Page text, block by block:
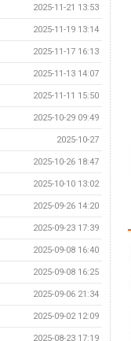
2025-11-21 13:53
2025-11-19 13:14
2025-11-17 16:13
2025-11-13 14:07
2025-11-11 15:50
2025-10-29 09:49
2025-10-27
2025-10-26 18:47
2025-10-10 13:02
2025-09-26 14:20
2025-09-23 17:39
2025-09-08 16:40
2025-09-08 16:25
2025-09-06 21:34
2025-09-02 12:09
2025-08-23 17:19